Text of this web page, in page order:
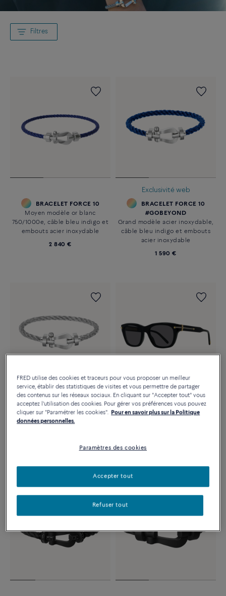
Filtres
BRACELET FORCE 10
Moyen modèle or blanc
750/1000e, câble bleu indigo et
embouts acier inoxydable
2 840 €
Exclusivité web
BRACELET FORCE 10
#GOBEYOND
Grand modèle acier inoxydable,
câble bleu indigo et embouts
acier inoxydable
1 590 €
Exclusivité web
BRACELET FORCE 10
#GOBEYOND
Nouveauté
LUNETTES DE SOLEIL FORCE 10
Rectangulaires fumées
FRED utilise des cookies et traceurs pour vous proposer un meilleur
service, établir des statistiques de visites et vous permettre de partager
des contenus sur les réseaux sociaux. En cliquant sur "Accepter tout" vous
acceptez l'utilisation des cookies. Pour gérer vos préférences vous pouvez
cliquer sur "Paramétrer les cookies". Pour en savoir plus sur la Politique
données personnelles.
Paramètres des cookies
Refuser tout
Accepter tout